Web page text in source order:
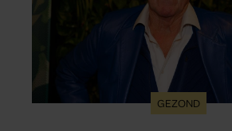
GEZOND